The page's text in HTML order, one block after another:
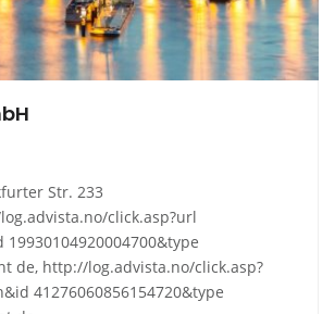
Str. 233
click.asp?url
19930104920004700&type
de, http://log.advista.no/click.asp?
41276060856154720&type